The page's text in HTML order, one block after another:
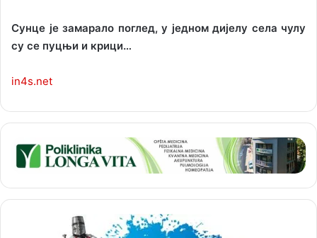
Сунце је замарало поглед, у једном дијелу села чулу
су се пуцњи и крици…
in4s.net